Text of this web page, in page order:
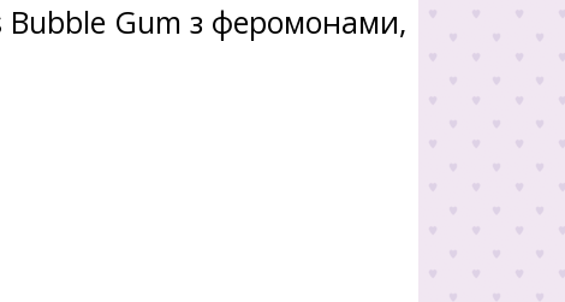
Bubble Gum з феромонами,